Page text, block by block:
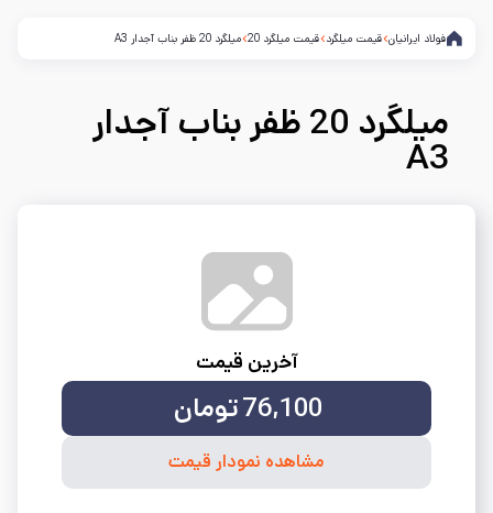
فولاد ایرانیان قیمت میلگرد قیمت میلگرد 20 میلگرد 20 ظفر بناب آجدار A3
میلگرد 20 ظفر بناب آجدار
A3
آخرین قیمت
76,100تومان
مشاهده نمودار قیمت